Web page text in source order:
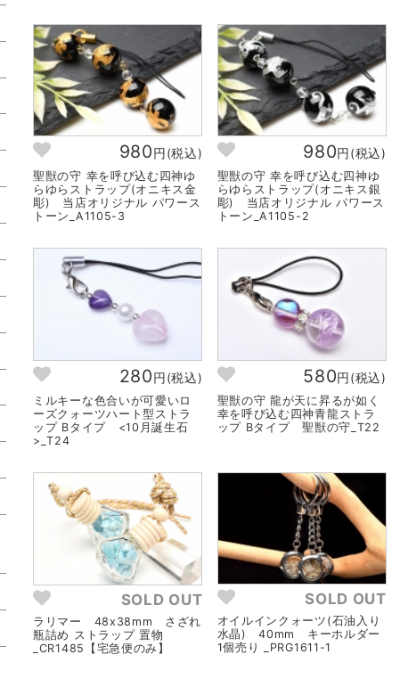
980円(税込)
聖獣の守 幸を呼び込む四神ゆ
らゆらストラップ(オニキス金
彫) 当店オリジナル パワース
トーン_A1105-3
980円(税込)
聖獣の守 幸を呼び込む四神ゆ
らゆらストラップ(オニキス銀
彫) 当店オリジナル パワース
トーン_A1105-2
280円(税込)
ミルキーな色合いが可愛いロ
ーズクォーツハート型ストラ
ップ Bタイプ <10月誕生石
>_T24
580円(税込)
聖獣の守 龍が天に昇るが如く
幸を呼び込む四神青龍ストラ
ップ Bタイプ 聖獣の守_T22
SOLD OUT
ラリマー 48x38mm さざれ
瓶詰め ストラップ 置物
_CR1485【宅急便のみ】
SOLD OUT
オイルインクォーツ(石油入り
水晶) 40mm キーホルダー
1個売り _PRG1611-1